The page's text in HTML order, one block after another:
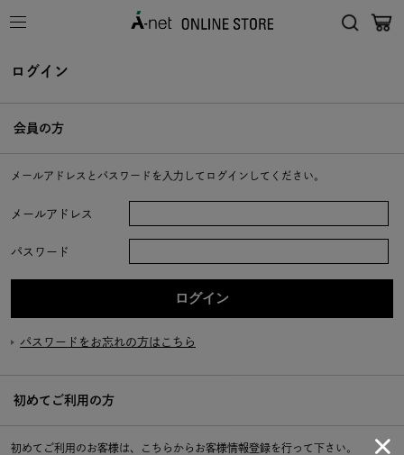
ログイン
会員の方
メールアドレスとパスワードを入力してログインしてください。
メールアドレス
パスワード
パスワードをお忘れの方はこちら
初めてご利用の方
初めてご利用のお客様は、こちらからお客様情報登録を行って下さい。